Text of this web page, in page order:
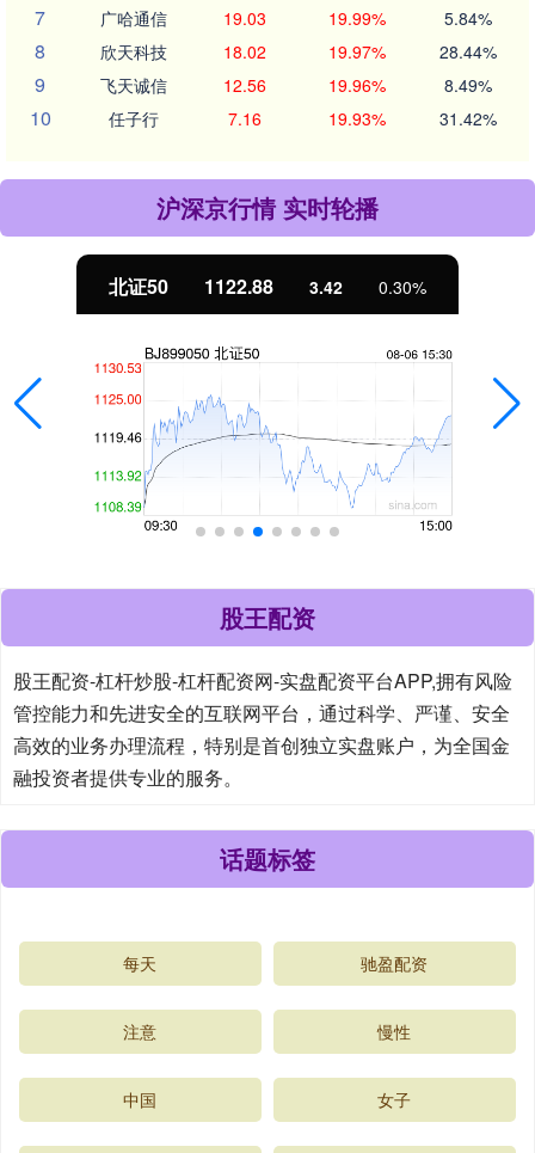
7 广哈通信 19.03 19.99% 5.84%
8 欣天科技 18.02 19.97% 28.44%
9 飞天诚信 12.56 19.96% 8.49%
10 任子行 7.16 19.93% 31.42%
沪深京行情 实时轮播
北证50 1122.88 3.42 0.30%
股王配资
股王配资-杠杆炒股-杠杆配资网-实盘配资平台APP,拥有风险
管控能力和先进安全的互联网平台，通过科学、严谨、安全
高效的业务办理流程，特别是首创独立实盘账户，为全国金
融投资者提供专业的服务。
话题标签
每天 驰盈配资
注意 慢性
中国 女子